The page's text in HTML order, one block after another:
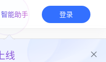
智能助手
线
登录